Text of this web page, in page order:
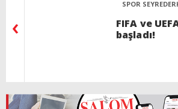
KÖŞEBAŞI
Acının
öğrettiği
‹